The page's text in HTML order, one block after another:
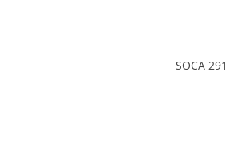
SOCA 291